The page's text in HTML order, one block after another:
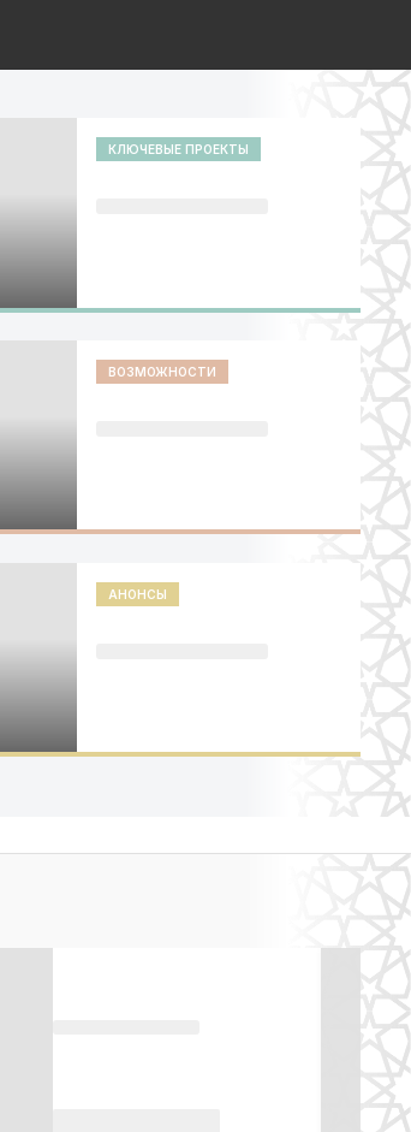
КЛЮЧЕВЫЕ ПРОЕКТЫ
ВОЗМОЖНОСТИ
АНОНСЫ